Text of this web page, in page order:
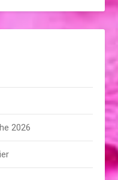
2026